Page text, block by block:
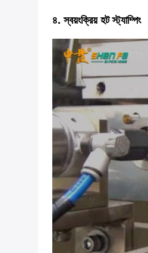
৪. স্বয়ংক্রিয় হট স্ট্যাম্পিং